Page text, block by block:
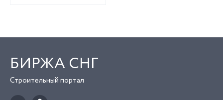
БИРЖА СНГ
Строительный портал